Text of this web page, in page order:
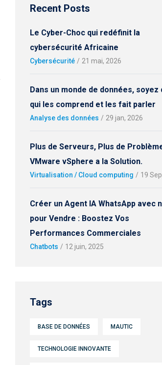
Recent Posts
Le Cyber-Choc qui redéfinit la
cybersécurité Africaine
Cybersécurité / 21 mai, 2026
Dans un monde de données, soyez
qui les comprend et les fait parler
Analyse des données / 29 jan, 2026
Plus de Serveurs, Plus de
VMware vSphere a la Solution.
Virtualisation / Cloud computing / 19
Créer un Agent IA WhatsApp avec
pour Vendre : Boostez Vos
Performances Commerciales
Chatbots / 12 juin, 2025
Tags
BASE DE DONNÉES MAUTIC
TECHNOLOGIE INNOVANTE